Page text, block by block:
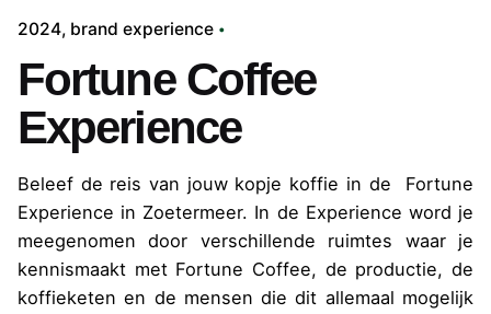
2024 brand experience
Fortune Coffee
Experience
Beleef de reis van jouw kopje koffie in de Fortune
Experience in Zoetermeer. In de Experience word je
meegenomen door verschillende ruimtes waar je
kennismaakt met Fortune Coffee, de productie, de
koffieketen en de mensen die dit allemaal mogelijk